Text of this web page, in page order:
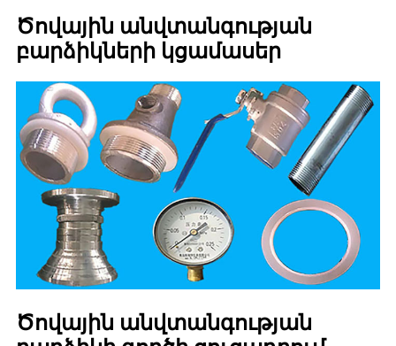
Ծովային անվտանգության
բարձիկների կցամասեր
Ծովային անվտանգության